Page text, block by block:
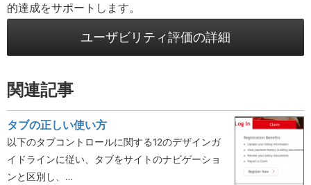
的達成をサポートします。
ユーザビリティ評価の詳細
関連記事
タブの正しい使い方
以下のタブコントロールに関する12のデザインガ
イドラインに従い、タブをサイトのナビゲーショ
ンと区別し、…